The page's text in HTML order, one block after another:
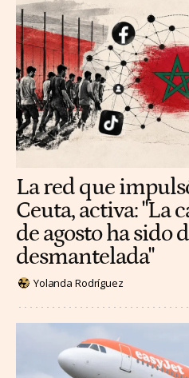
La red que
Ceuta, activa: "La
de agosto ha sido
desmantelada"
Yolanda Rodríguez